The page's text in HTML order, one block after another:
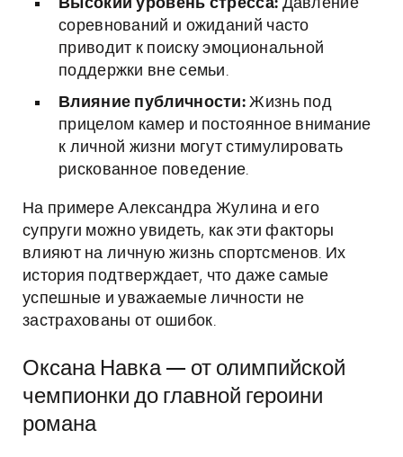
Высокий уровень стресса: Давление
соревнований и ожиданий часто
приводит к поиску эмоциональной
поддержки вне семьи.
Влияние публичности: Жизнь под
прицелом камер и постоянное внимание
к личной жизни могут стимулировать
рискованное поведение.
На примере Александра Жулина и его
супруги можно увидеть, как эти факторы
влияют на личную жизнь спортсменов. Их
история подтверждает, что даже самые
успешные и уважаемые личности не
застрахованы от ошибок.
Оксана Навка — от олимпийской
чемпионки до главной героини
романа